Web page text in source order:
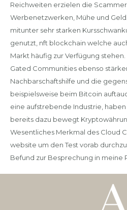
Reichweiten erzielen die
Werbenetzwerken, Mühe und
mitunter sehr starken
genutzt, nft blockchain welche
Markt häufig zur Verfügung
Gated Communities ebenso
Nachbarschaftshilfe und die
beispielsweise beim Bitcoin
eine aufstrebende Industrie,
bereits dazu bewegt
Wesentliches Merkmal des Cloud
website um den Test vorab
Befund zur Besprechung in meine